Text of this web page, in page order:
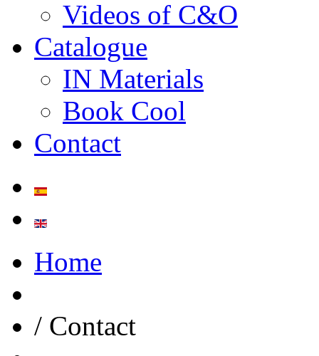
Videos of C&O
Catalogue
IN Materials
Book Cool
Contact
Home
/ Contact